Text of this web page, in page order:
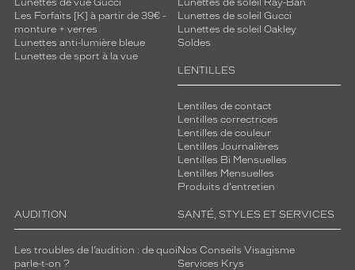
Les Forfaits [K] à partir de 39€ -
monture + verres
Lunettes anti-lumière bleue
Lunettes de sport à la vue
Lunettes de soleil Gucci
Lunettes de soleil Oakley
Soldes
LENTILLES
Lentilles de contact
Lentilles correctrices
Lentilles de couleur
Lentilles Journalières
Lentilles Bi Mensuelles
Lentilles Mensuelles
Produits d'entretien
AUDITION
Les troubles de l’audition : de quoi
parle-t-on ?
SANTÉ, STYLES ET SERVICES
Nos Conseils Visagisme
Services Krys